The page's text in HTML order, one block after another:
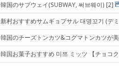
韓国のサブウェイ(SUBWAY, 써브웨이) [2]
新村おすすめサムギョプサル 대명꼬기 (デ
韓国のチーズトンカツ&コグマトンカツが美
韓国お菓子おすすめ 미쯔 ミッツ 【チョコク